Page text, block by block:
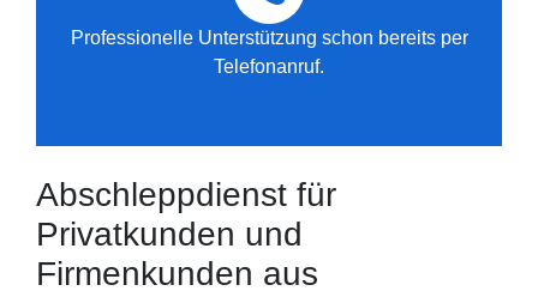
Professionelle Unterstützung schon bereits per
Telefonanruf.
Abschleppdienst für
Privatkunden und
Firmenkunden aus